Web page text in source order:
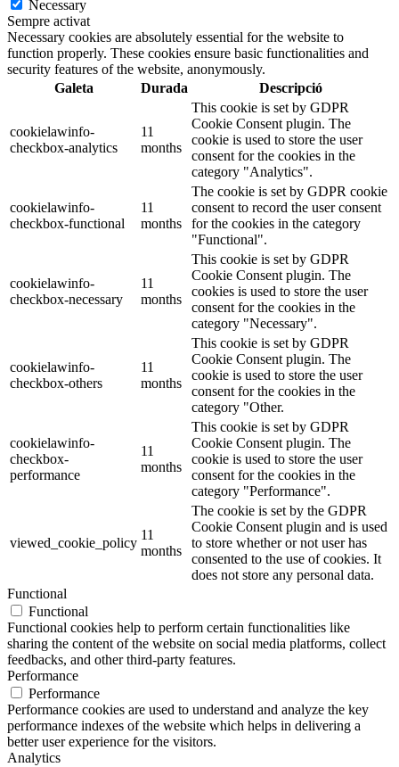
Necessary
Sempre activat
Necessary cookies are absolutely essential for the website to
function properly. These cookies ensure basic functionalities and
security features of the website, anonymously.
Galeta
Durada Descripció
cookielawinfo-
checkbox-analytics
11
months
This cookie is set by GDPR
Cookie Consent plugin. The
cookie is used to store the user
consent for the cookies in the
category "Analytics".
cookielawinfo-
checkbox-functional
11
months
The cookie is set by GDPR cookie
consent to record the user consent
for the cookies in the category
"Functional".
cookielawinfo-
checkbox-necessary
11
months
This cookie is set by GDPR
Cookie Consent plugin. The
cookies is used to store the user
consent for the cookies in the
category "Necessary".
cookielawinfo-
checkbox-others
11
months
This cookie is set by GDPR
Cookie Consent plugin. The
cookie is used to store the user
consent for the cookies in the
category "Other.
cookielawinfo-
checkbox-
performance
11
months
This cookie is set by GDPR
Cookie Consent plugin. The
cookie is used to store the user
consent for the cookies in the
category "Performance".
viewed_cookie_policy
11
months
The cookie is set by the GDPR
Cookie Consent plugin and is used
to store whether or not user has
consented to the use of cookies. It
does not store any personal data.
Functional
Functional
Functional cookies help to perform certain functionalities like
sharing the content of the website on social media platforms, collect
feedbacks, and other third-party features.
Performance
Performance
Performance cookies are used to understand and analyze the key
performance indexes of the website which helps in delivering a
better user experience for the visitors.
Analytics